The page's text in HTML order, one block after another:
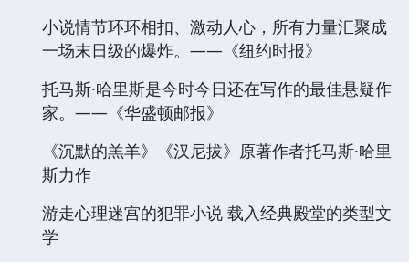
小说情节环环相扣、激动人心，所有力量汇聚成
一场末日级的爆炸。——《纽约时报》
托马斯·哈里斯是今时今日还在写作的最佳悬疑作
家。——《华盛顿邮报》
《沉默的羔羊》《汉尼拔》原著作者托马斯·哈里
斯力作
游走心理迷宫的犯罪小说 载入经典殿堂的类型文
学